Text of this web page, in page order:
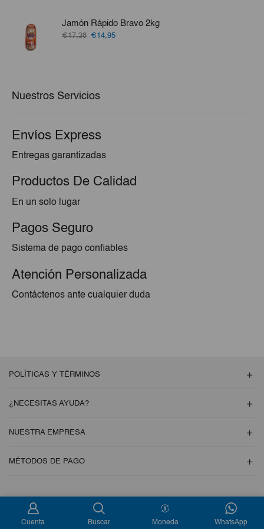
era:
€17,89.
es:
€16,10.
Jamón Rápido Bravo 2kg
€17,38 El
€14,95El
Nuestros Servicios
Envíos Express
Entregas garantizadas
Productos De Calidad
En un solo lugar
Pagos Seguro
Sistema de pago confiables
Atención Personalizada
Contáctenos ante cualquier duda
POLÍTICAS Y TÉRMINOS
¿NECESITAS AYUDA?
NUESTRA EMPRESA
MÉTODOS DE PAGO
Copyright © 2026 Esencial Pack. Todos los derechos reservados
Cuenta Buscar Moneda WhatsApp